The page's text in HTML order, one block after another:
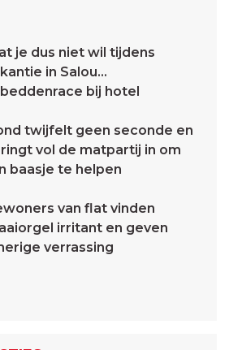
je dus niet wil tijdens
in Salou...
bij hotel
twijfelt geen seconde en
vol de matpartij in om
baasje te helpen
van flat vinden
irritant en geven
verrassing